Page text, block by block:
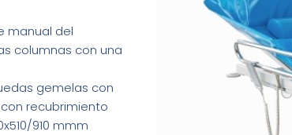
manual del
columnas con una
gemelas con
recubrimiento
910 mmm